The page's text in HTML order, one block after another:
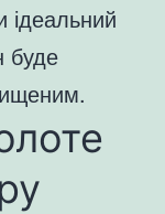
ідеальний
буде